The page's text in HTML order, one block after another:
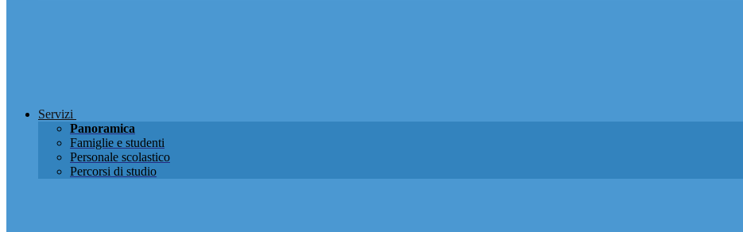
Servizi
Panoramica
Famiglie e studenti
Personale scolastico
Percorsi di studio